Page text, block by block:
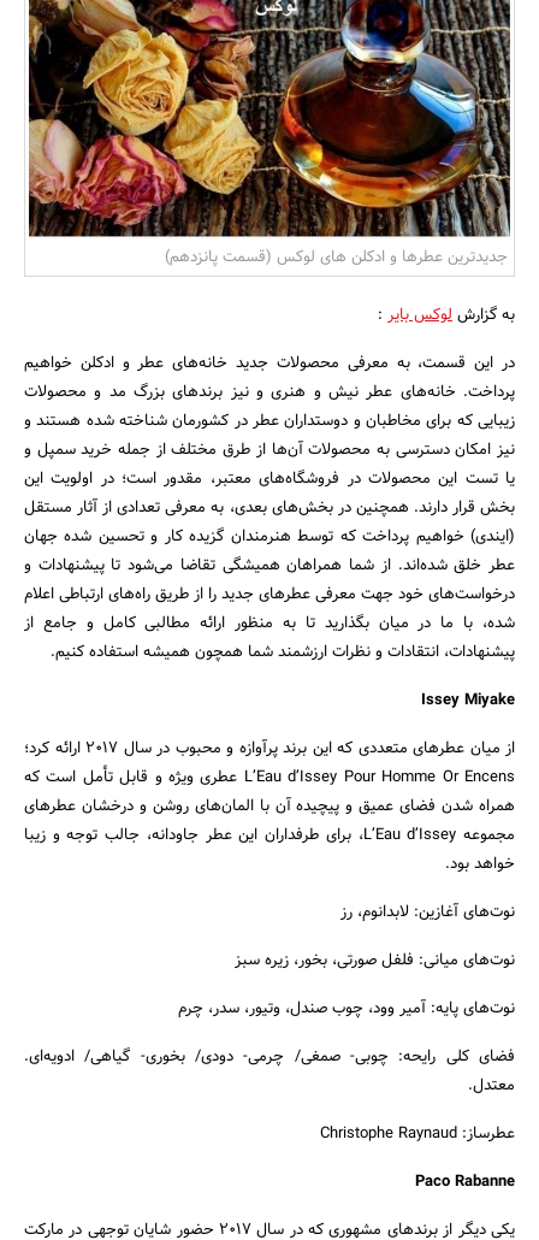
بانک، بیمه و سرمایه
مسکن و ساختمان
جستجو
جدیدترین عطرها و ادکلن های لوکس (قسمت پانزدهم)
به گزارشلوکس بایر :
در این قسمت، به معرفی محصولات جدید خانه‌های عطر و ادکلن خواهیم
پرداخت. خانه‌های عطر نیش و هنری و نیز برندهای بزرگ مد و محصولات
زیبایی که برای مخاطبان و دوستداران عطر در کشورمان شناخته شده هستند و
نیز امکان دسترسی به محصولات آن‌ها از طرق مختلف از جمله خرید سمپل و
یا تست این محصولات در فروشگاه‌های معتبر، مقدور است؛ در اولویت این
بخش قرار دارند. همچنین در بخش‌های بعدی، به معرفی تعدادی از آثار مستقل
(ایندی) خواهیم پرداخت که توسط هنرمندان گزیده کار و تحسین شده جهان
عطر خلق شده‌اند. از شما همراهان همیشگی تقاضا می‌شود تا پیشنهادات و
درخواست‌های خود جهت معرفی عطرهای جدید را از طریق راه‌های ارتباطی اعلام
شده، با ما در میان بگذارید تا به منظور ارائه مطالبی کامل و جامع از
پیشنهادات، انتقادات و نظرات ارزشمند شما همچون همیشه استفاده کنیم.
Issey Miyake
از میان عطرهای متعددی که این برند پرآوازه و محبوب در سال 2017 ارائه کرد؛
L’Eau d’Issey Pour Homme Or Encens عطری ویژه و قابل تأمل است که
همراه شدن فضای عمیق و پیچیده آن با المان‌های روشن و درخشان عطرهای
مجموعه L’Eau d’Issey، برای طرفداران این عطر جاودانه، جالب توجه و زیبا
خواهد بود.
نوت‌های آغازین: لابدانوم، رز
نوت‌های میانی: فلفل صورتی، بخور، زیره سبز
نوت‌های پایه: آمیر وود، چوب صندل، وتیور، سدر، چرم
فضای کلی رایحه: چوبی- صمغی/ چرمی- دودی/ بخوری- گیاهی/ ادویه‌ای.
معتدل.
عطرساز: Christophe Raynaud
Paco Rabanne
یکی دیگر از برندهای مشهوری که در سال 2017 حضور شایان توجهی در مارکت